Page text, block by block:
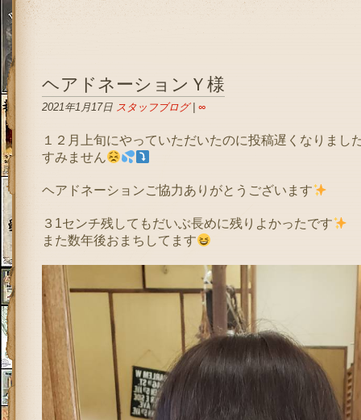
ヘアドネーションＹ様
2021年1月17日 スタッフブログ| ∞
１２月上旬にやっていただいたのに投稿遅くなりまし
すみません
ヘアドネーションご協力ありがとうございます
３1センチ残してもだいぶ長めに残りよかったです
また数年後おまちしてます